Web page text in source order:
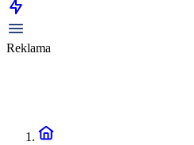
Reklama